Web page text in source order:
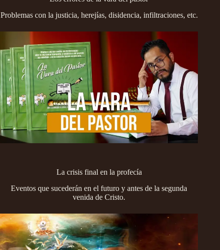
Problemas con la justicia, herejías, disidencia, infiltraciones, etc.
La crisis final en la profecía
Eventos que sucederán en el futuro y antes de la segunda
venida de Cristo.